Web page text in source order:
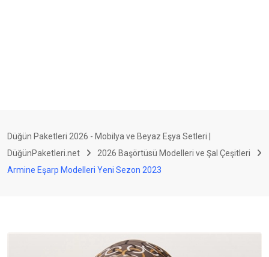
Düğün Paketleri 2026 - Mobilya ve Beyaz Eşya Setleri |
DüğünPaketleri.net
2026 Başörtüsü Modelleri ve Şal Çeşitleri
Armine Eşarp Modelleri Yeni Sezon 2023